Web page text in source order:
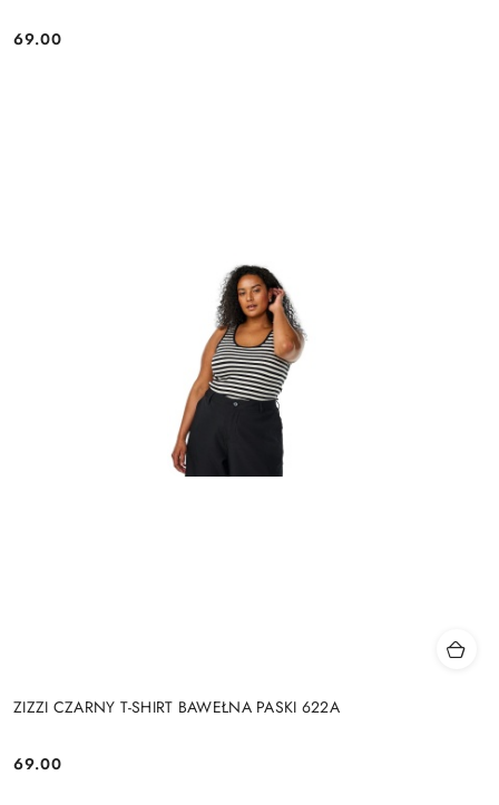
Cena:
69.00
ZIZZI CZARNY T-SHIRT BAWEŁNA PASKI 622A
Cena:
69.00